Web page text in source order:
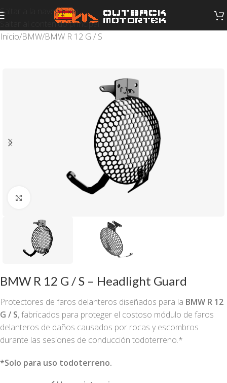
Saltar a la navegación
Saltar al contenido principal
Inicio/BMW/BMW R 12 G / S
Haga clic para ampliar
BMW R 12 G / S – Headlight Guard
Protectores de faros delanteros diseñados para la BMW R 12
G / S, fabricados para proteger el costoso módulo de faros
delanteros de daños causados ​​por rocas y escombros
durante las sesiones de conducción todoterreno.*
*Solo para uso todoterreno.